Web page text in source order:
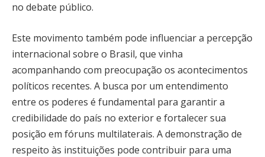
no debate público.
Este movimento também pode influenciar a percepção
internacional sobre o Brasil, que vinha
acompanhando com preocupação os acontecimentos
políticos recentes. A busca por um entendimento
entre os poderes é fundamental para garantir a
credibilidade do país no exterior e fortalecer sua
posição em fóruns multilaterais. A demonstração de
respeito às instituições pode contribuir para uma